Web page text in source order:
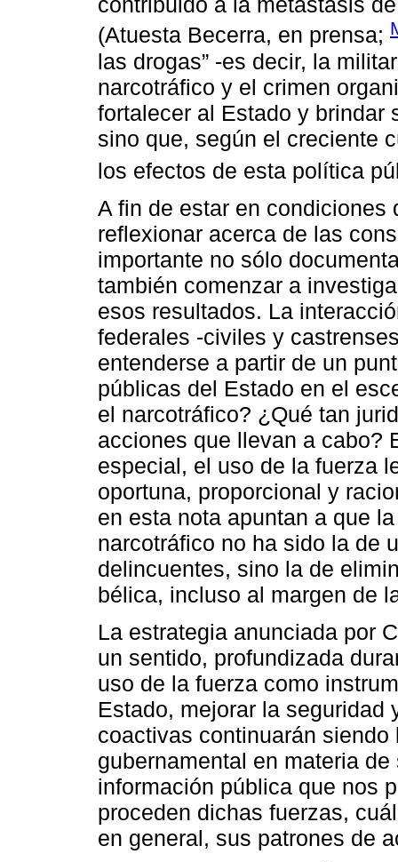
(Atuesta Becerra, en prensa;
las drogas” -es decir, la
narcotráfico y el crimen
fortalecer al Estado y brindar
sino que, según el creciente
los efectos de esta política
A fin de estar en condiciones
reflexionar acerca de las
importante no sólo
también comenzar a
esos resultados. La
federales -civiles y
entenderse a partir de un
públicas del Estado en el
el narcotráfico? ¿Qué tan
acciones que llevan a cabo?
especial, el uso de la fuerza
oportuna, proporcional y
en esta nota apuntan a que
narcotráfico no ha sido la de
delincuentes, sino la de
bélica, incluso al margen de
La estrategia anunciada por
un sentido, profundizada
uso de la fuerza como
Estado, mejorar la seguridad
coactivas continuarán
gubernamental en materia
información pública que nos
proceden dichas fuerzas,
en general, sus patrones de